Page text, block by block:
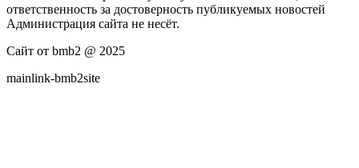
ответственность за достоверность публикуемых новостей
Администрация сайта не несёт.
Сайт от bmb2 @ 2025
mainlink-bmb2site